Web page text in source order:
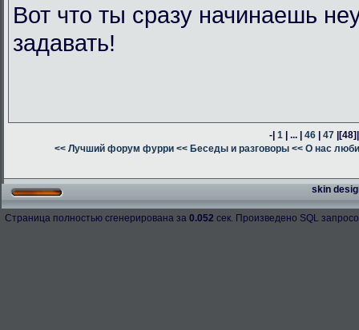
Вот что ты сразу начинаешь
задавать!
-| 1 | ... | 46 | 47 |[48]
<< Лучший форум фурри << Беседы и разговоры << О нас
skin
Страница полностью сгенерирована за 0.052 сек. Произведено SQL